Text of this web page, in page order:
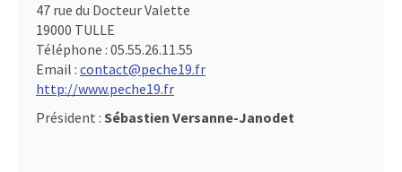
47 rue du Docteur Valette
19000 TULLE
Téléphone : 05.55.26.11.55
Email : contact@peche19.fr
http://www.peche19.fr
Président : Sébastien Versanne-Janodet